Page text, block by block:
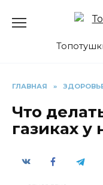
ГЛАВНАЯ »
Что
газиках